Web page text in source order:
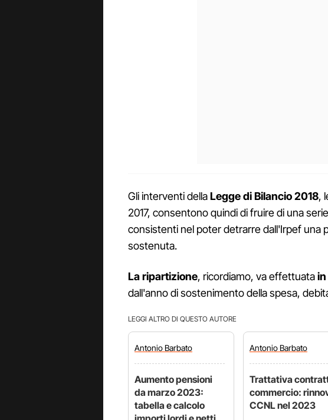
Gli interventi dellaLegge di Bilancio 2018,
2017, consentono quindi di fruire di una
consistenti nel poter detrarre dall'Irpef una
sostenuta.
La ripartizione, ricordiamo, va effettuata
dall'anno di sostenimento della spesa,
LEGGI ALTRO DI QUESTO AUTORE
AntonioBarbato
Aumento pensioni
da marzo 2023:
tabella e calcolo
AntonioBarbato
Trattativa
commercio:
CCNL nel 2023